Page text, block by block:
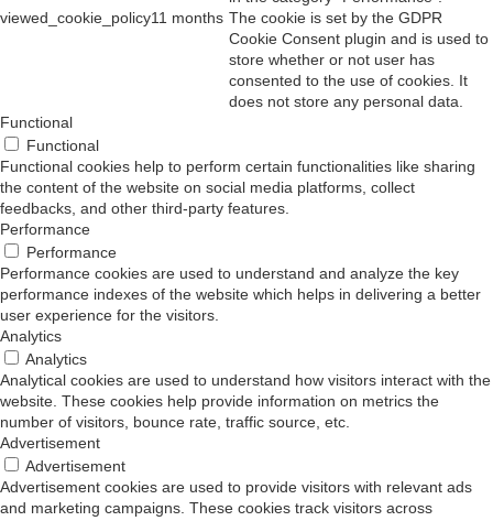
viewed_cookie_policy11 months The cookie is set by the GDPR
Cookie Consent plugin and is used to
store whether or not user has
consented to the use of cookies. It
does not store any personal data.
Functional
Functional
Functional cookies help to perform certain functionalities like sharing
the content of the website on social media platforms, collect
feedbacks, and other third-party features.
Performance
Performance
Performance cookies are used to understand and analyze the key
performance indexes of the website which helps in delivering a better
user experience for the visitors.
Analytics
Analytics
Analytical cookies are used to understand how visitors interact with the
website. These cookies help provide information on metrics the
number of visitors, bounce rate, traffic source, etc.
Advertisement
Advertisement
Advertisement cookies are used to provide visitors with relevant ads
and marketing campaigns. These cookies track visitors across